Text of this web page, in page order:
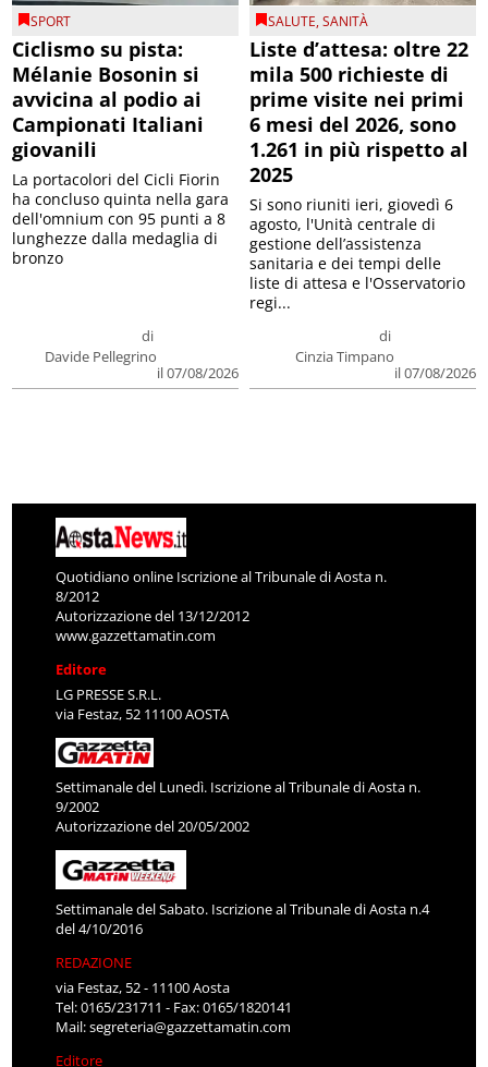
SPORT
Ciclismo su pista:
Mélanie Bosonin si
avvicina al podio ai
Campionati Italiani
giovanili
di
Davide Pellegrino
il 07/08/2026
La portacolori del Cicli Fiorin
ha concluso quinta nella gara
dell'omnium con 95 punti a 8
lunghezze dalla medaglia di
bronzo
SALUTE,SANITÀ
Liste d’attesa: oltre 22
mila 500 richieste di
prime visite nei primi
6 mesi del 2026, sono
1.261 in più rispetto al
2025
di
Cinzia Timpano
il 07/08/2026
Si sono riuniti ieri, giovedì 6
agosto, l'Unità centrale di
gestione dell’assistenza
sanitaria e dei tempi delle
liste di attesa e l'Osservatorio
regi...
Quotidiano online Iscrizione al Tribunale di Aosta n.
8/2012
Autorizzazione del 13/12/2012
www.gazzettamatin.com
Editore
LG PRESSE S.R.L.
via Festaz, 52 11100 AOSTA
Settimanale del Lunedì. Iscrizione al Tribunale di Aosta n.
9/2002
Autorizzazione del 20/05/2002
Settimanale del Sabato. Iscrizione al Tribunale di Aosta n.4
del 4/10/2016
REDAZIONE
via Festaz, 52 - 11100 Aosta
Tel: 0165/231711 - Fax: 0165/1820141
Mail:segreteria@gazzettamatin.com
Editore